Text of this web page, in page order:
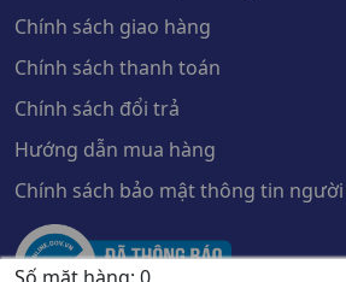
Chính sách giao hàng
Chính sách thanh toán
Chính sách đổi trả
Hướng dẫn mua hàng
Chính sách bảo mật thông tin